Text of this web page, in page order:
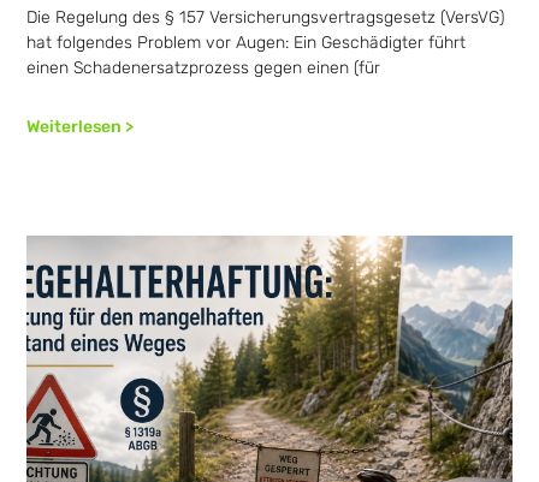
Die Regelung des § 157 Versicherungsvertragsgesetz (VersVG)
hat folgendes Problem vor Augen: Ein Geschädigter führt
einen Schadenersatzprozess gegen einen (für
Weiterlesen >